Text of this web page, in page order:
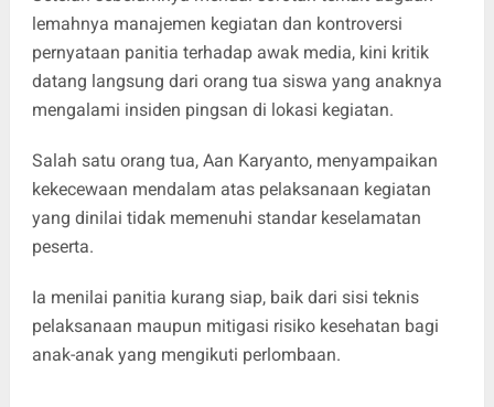
lemahnya manajemen kegiatan dan kontroversi
pernyataan panitia terhadap awak media, kini kritik
datang langsung dari orang tua siswa yang anaknya
mengalami insiden pingsan di lokasi kegiatan.
Salah satu orang tua, Aan Karyanto, menyampaikan
kekecewaan mendalam atas pelaksanaan kegiatan
yang dinilai tidak memenuhi standar keselamatan
peserta.
Ia menilai panitia kurang siap, baik dari sisi teknis
pelaksanaan maupun mitigasi risiko kesehatan bagi
anak-anak yang mengikuti perlombaan.